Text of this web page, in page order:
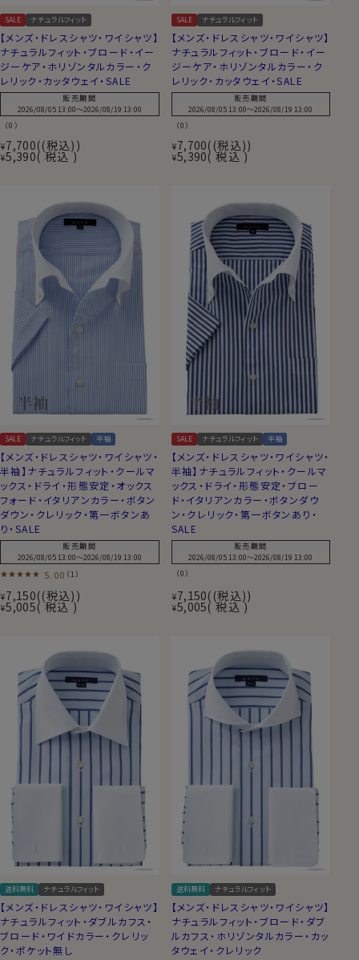
SALE ナチュラルフィット
【メンズ・ドレスシャツ・ワイシャツ】
ナチュラルフィット・ブロード・イー
ジーケア・ホリゾンタルカラー・ク
レリック・カッタウェイ・SALE
販売期間
2026/08/05 13:00〜2026/08/19 13:00
（0）
¥7,700 (税込)
¥5,390 税込
SALE ナチュラルフィット
【メンズ・ドレスシャツ・ワイシャツ】
ナチュラルフィット・ブロード・イー
ジーケア・ホリゾンタルカラー・ク
レリック・カッタウェイ・SALE
販売期間
2026/08/05 13:00〜2026/08/19 13:00
（0）
¥7,700 (税込)
¥5,390 税込
SALE ナチュラルフィット 半袖
【メンズ・ドレスシャツ・ワイシャツ・
半袖】ナチュラルフィット・クールマ
ックス・ドライ・形態安定・オックス
フォード・イタリアンカラー・ボタン
ダウン・クレリック・第一ボタンあ
り・SALE
販売期間
2026/08/05 13:00〜2026/08/19 13:00
5.00 （1）
¥7,150 (税込)
¥5,005 税込
SALE ナチュラルフィット 半袖
【メンズ・ドレスシャツ・ワイシャツ・
半袖】ナチュラルフィット・クールマ
ックス・ドライ・形態安定・ブロー
ド・イタリアンカラー・ボタンダウ
ン・クレリック・第一ボタンあり・
SALE
販売期間
2026/08/05 13:00〜2026/08/19 13:00
（0）
¥7,150 (税込)
¥5,005 税込
送料無料 ナチュラルフィット
【メンズ・ドレスシャツ・ワイシャツ】
ナチュラルフィット・ダブルカフス・
ブロード・ワイドカラー・クレリッ
ク・ポケット無し
送料無料 ナチュラルフィット
【メンズ・ドレスシャツ・ワイシャツ】
ナチュラルフィット・ブロード・ダブ
ルカフス・ホリゾンタルカラー・カッ
タウェイ・クレリック